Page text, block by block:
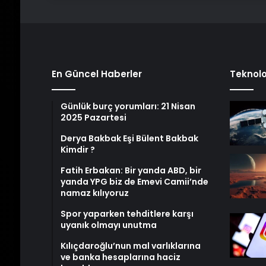
En Güncel Haberler
Günlük burç yorumları: 21 Nisan
2025 Pazartesi
Derya Bakbak Eşi Bülent Bakbak
Kimdir ?
Fatih Erbakan: Bir yanda ABD, bir
yanda YPG biz de Emevi Camii’nde
namaz kılıyoruz
Spor yaparken tehditlere karşı
uyanık olmayı unutma
Kılıçdaroğlu’nun mal varlıklarına
ve banka hesaplarına haciz